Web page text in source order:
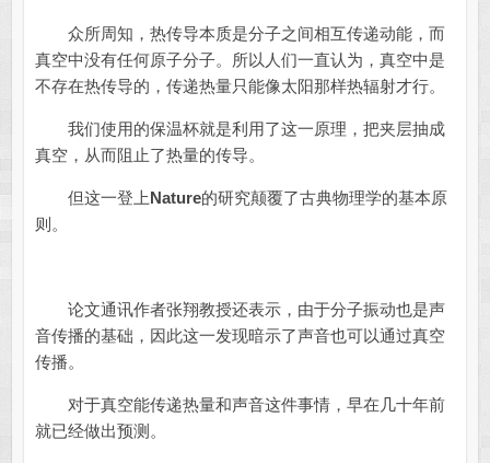
众所周知，热传导本质是分子之间相互传递动能，而
真空中没有任何原子分子。所以人们一直认为，真空中是
不存在热传导的，传递热量只能像太阳那样热辐射才行。
我们使用的保温杯就是利用了这一原理，把夹层抽成
真空，从而阻止了热量的传导。
但这一登上Nature的研究颠覆了古典物理学的基本原
则。
论文通讯作者张翔教授还表示，由于分子振动也是声
音传播的基础，因此这一发现暗示了声音也可以通过真空
传播。
对于真空能传递热量和声音这件事情，早在几十年前
就已经做出预测。